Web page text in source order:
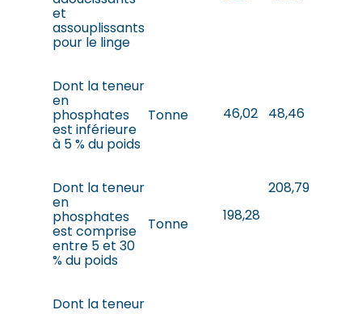
et
assouplissants
pour le linge
Dont la teneur
en
phosphates
est inférieure
à 5 % du poids
Tonne 46,02 48,46
Dont la teneur
en
phosphates
est comprise
entre 5 et 30
% du poids
Tonne 198,28
208,79
Dont la teneur